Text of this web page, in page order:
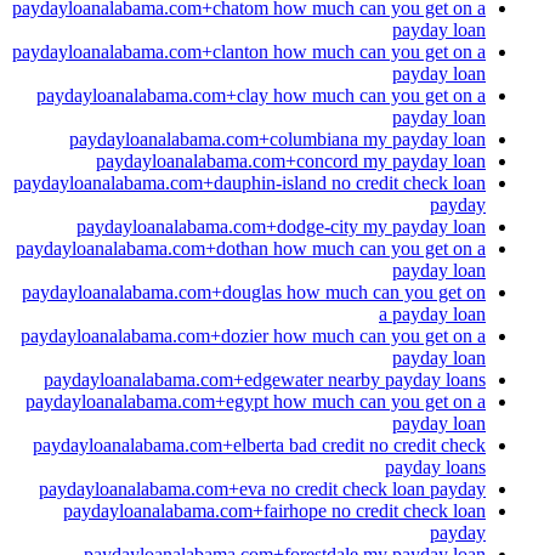
paydayloanalabama.com+chatom how much can you get on a
payday loan
paydayloanalabama.com+clanton how much can you get on a
payday loan
paydayloanalabama.com+clay how much can you get on a
payday loan
paydayloanalabama.com+columbiana my payday loan
paydayloanalabama.com+concord my payday loan
paydayloanalabama.com+dauphin-island no credit check loan
payday
paydayloanalabama.com+dodge-city my payday loan
paydayloanalabama.com+dothan how much can you get on a
payday loan
paydayloanalabama.com+douglas how much can you get on
a payday loan
paydayloanalabama.com+dozier how much can you get on a
payday loan
paydayloanalabama.com+edgewater nearby payday loans
paydayloanalabama.com+egypt how much can you get on a
payday loan
paydayloanalabama.com+elberta bad credit no credit check
payday loans
paydayloanalabama.com+eva no credit check loan payday
paydayloanalabama.com+fairhope no credit check loan
payday